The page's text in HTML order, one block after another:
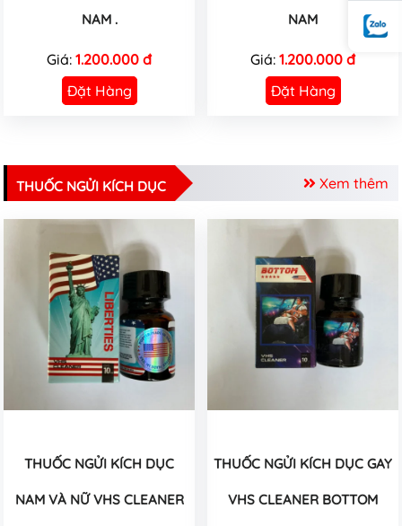
NAM .
Giá: 1.200.000 đ
Đặt Hàng
NAM
Giá: 1.200.000 đ
Đặt Hàng
Xem thêm
THUỐC NGỬI KÍCH DỤC
THUỐC NGỬI KÍCH DỤC
NAM VÀ NỮ VHS CLEANER
THUỐC NGỬI KÍCH DỤC GAY
VHS CLEANER BOTTOM